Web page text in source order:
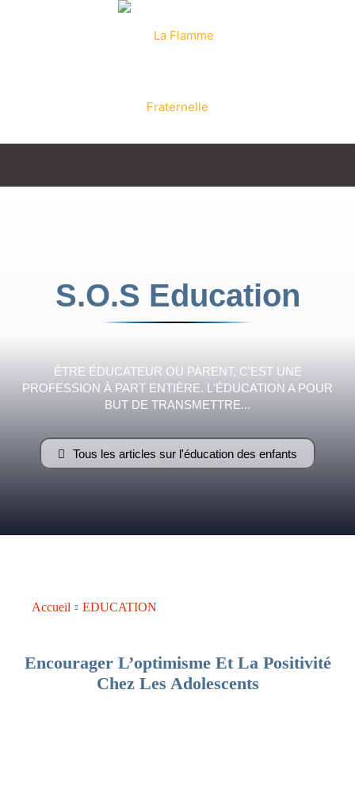
Fraternelle
–
AFF
S.O.S Education
ÊTRE ÉDUCATEUR OU PARENT, C'EST UNE
PROFESSION À PART ENTIÈRE. L'ÉDUCATION A POUR
BUT DE TRANSMETTRE...
Tous les articles sur l'éducation des enfants
Accueil EDUCATION
Encourager L’optimisme Et La Positivité
Chez Les Adolescents